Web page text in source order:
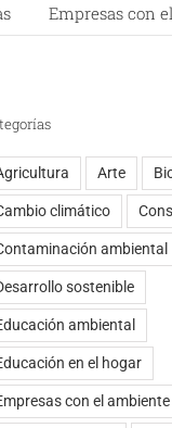
Empresas con
Arte
climático
ambiental
sostenible
ambiental
en el hogar
con el ambiente